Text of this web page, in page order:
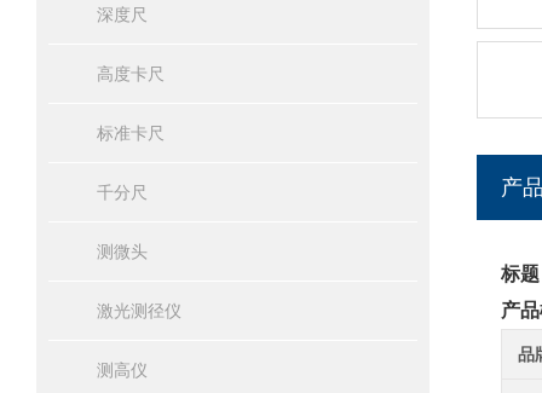
深度尺
高度卡尺
标准卡尺
千分尺
测微头
激光测径仪
测高仪
产
标
产
品